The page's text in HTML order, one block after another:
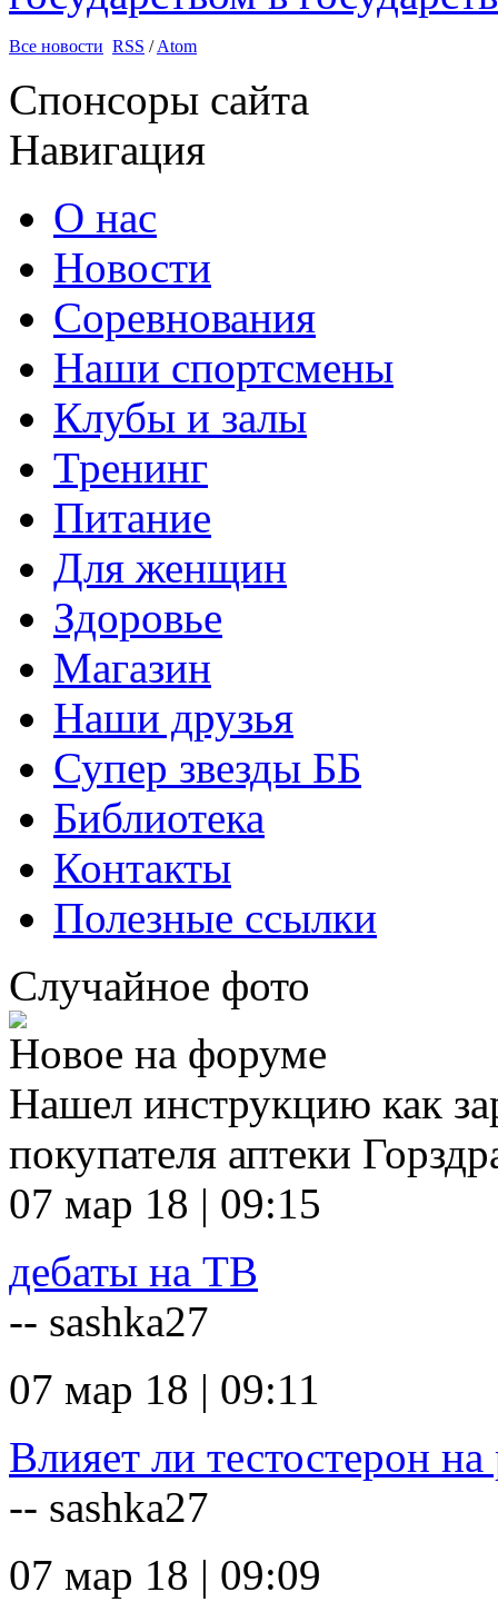
Все новости RSS /Atom
Спонсоры сайта
Навигация
О нас
Новости
Соревнования
Наши спортсмены
Клубы и залы
Тренинг
Питание
Для женщин
Здоровье
Магазин
Наши друзья
Супер звезды ББ
Библиотека
Контакты
Полезные ссылки
Случайное фото
Новое на форуме
Нашел инструкцию как
покупателя аптеки
07 мар 18 | 09:15
дебаты на ТВ
-- sashka27
07 мар 18 | 09:11
Влияет ли тестостерон на
-- sashka27
07 мар 18 | 09:09